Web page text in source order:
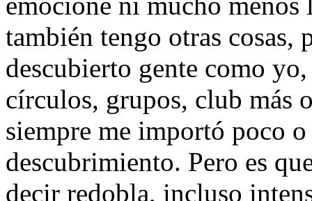
también tengo otras cosas,
descubierto gente como
círculos, grupos, club más
siempre me importó poco
descubrimiento. Pero es
decir redobla, incluso